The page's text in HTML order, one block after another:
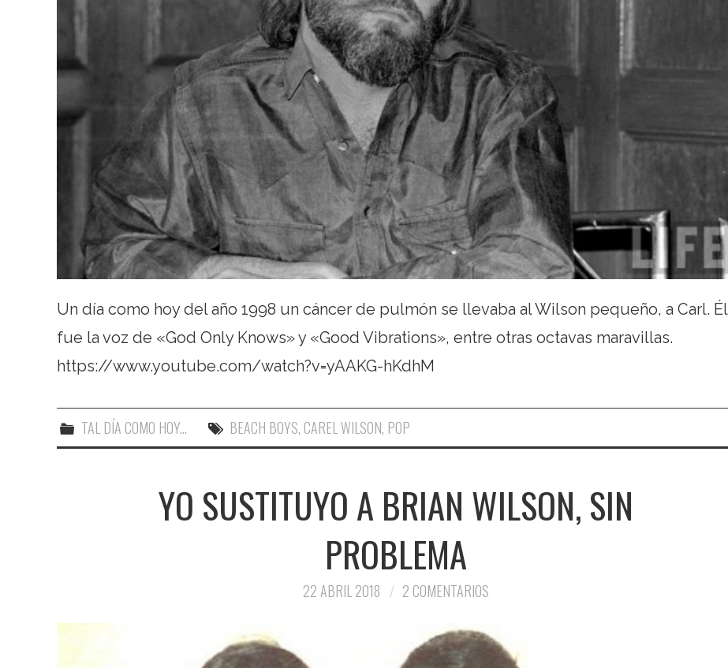
Un día como hoy del año 1998 un cáncer de pulmón se llevaba al Wilson pequeño, a Carl. Él
fue la voz de «God Only Knows» y «Good Vibrations», entre otras octavas maravillas.
https://www.youtube.com/watch?v=yAAKG-hKdhM
TAL DÍA COMO HOY... BEACH BOYS, CAREL WILSON, POP
YO SUSTITUYO A BRIAN WILSON, SIN
PROBLEMA
22 ABRIL 2018 2 COMENTARIOS